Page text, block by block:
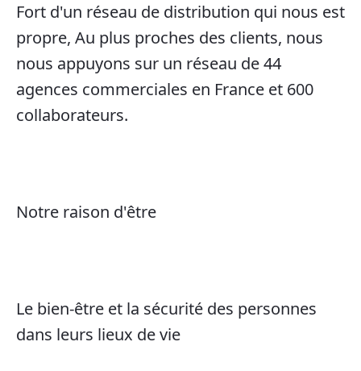
Fort d'un réseau de distribution qui nous est
propre, Au plus proches des clients, nous
nous appuyons sur un réseau de 44
agences commerciales en France et 600
collaborateurs.
Notre raison d'être
Le bien-être et la sécurité des personnes
dans leurs lieux de vie